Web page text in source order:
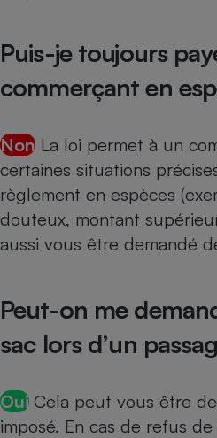
Puis-je toujours
commerçant en
Non La loi permet à un
certaines situations
règlement en espèces
douteux, montant
aussi vous être demandé
Peut-on me
sac lors d’un
Oui Cela peut vous être
imposé. En cas de refus